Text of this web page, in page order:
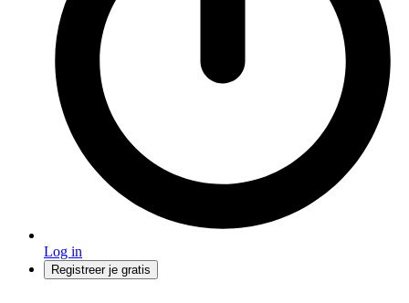
Log in
Registreer je gratis